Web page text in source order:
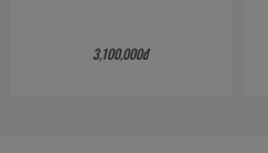
800,000đ